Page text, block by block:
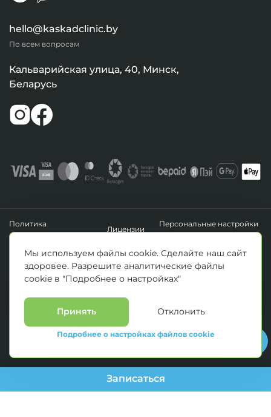
Записаться
hello@kaskadclinic.by
По всем вопросам
Кальварийская улица, 40, Минск,
Беларусь
Политика
конфиденциальности
Лицензии
Персональные настройки
файлов cookie
Зарегистрировано Минским горисполкомом 14.04.2020 г.
© Все права защищены 2026. ООО «Клиника Каскад»
Материалы, размещенные на данной странице, носят информационный
должны использовать их в качестве медицинских рекомендаций.
Определение диагноза и выбор методики лечения остается исключительной
прерогативой вашего лечащего врача! * Цены, указанные на сайте
приведены как справочная информация и не являются публичной офертой.
С полным прейскурантом на оказываемые медицинские услуги можно
Мы используем файлы cookie. Сделайте наш сайт
здоровее. Разрешите аналитические файлы
cookie в "Подробнее о настройках"
Принять Отклонить
Подробнее о настройках файлов cookie